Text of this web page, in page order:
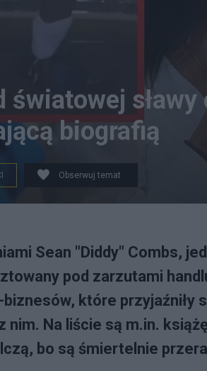
światowej
biografią
Obserwuj temat
Sean "Diddy" Combs,
pod zarzutami
które przyjaźniły
nim. Na liście są m.in.
bo są śmiertelnie